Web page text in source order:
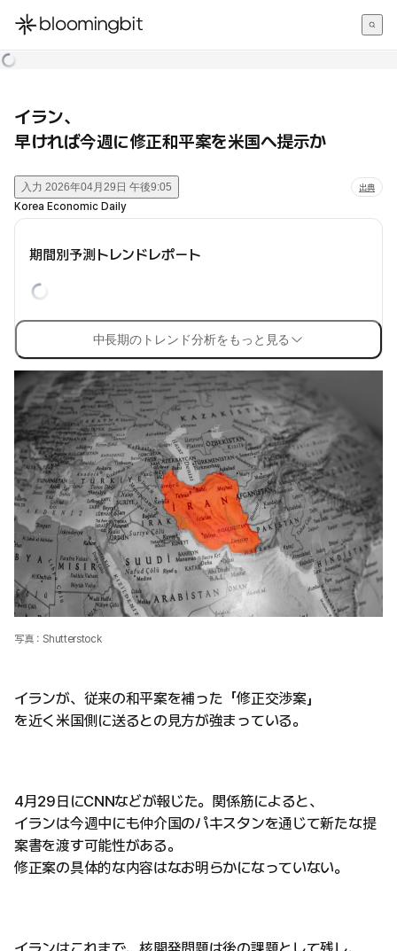
한국어
イラン、
早ければ今週に修正和平案を米国へ提示か
入力 2026年04月29日 午後9:05 出典
Korea Economic Daily
期間別予測トレンドレポート
中長期のトレンド分析をもっと見る
写真：Shutterstock
イランが、従来の和平案を補った「修正交渉案」
を近く米国側に送るとの見方が強まっている。
4月29日にCNNなどが報じた。関係筋によると、
イランは今週中にも仲介国のパキスタンを通じて新たな提
案書を渡す可能性がある。
修正案の具体的な内容はなお明らかになっていない。